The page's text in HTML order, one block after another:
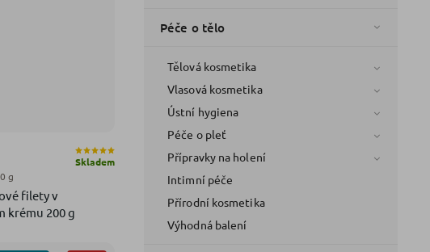
Péče o tělo
Tělová kosmetika
Vlasová kosmetika
Ústní hygiena
Péče o pleť
Přípravky na holení
Intimní péče
Přírodní kosmetika
Výhodná balení
filety v
krému 200 g
Skladem
g